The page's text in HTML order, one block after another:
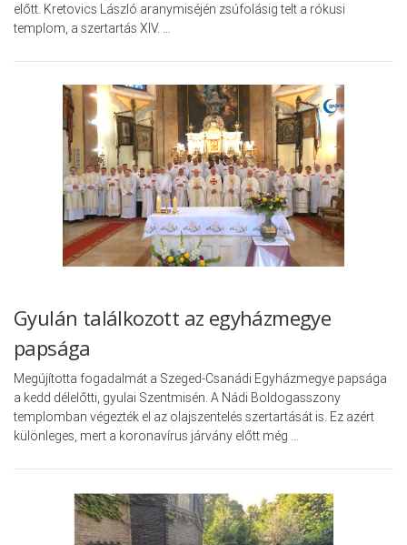
előtt. Kretovics László aranymiséjén zsúfolásig telt a rókusi
templom, a szertartás XIV. …
Gyulán találkozott az egyházmegye
papsága
Megújította fogadalmát a Szeged-Csanádi Egyházmegye papsága
a kedd délelőtti, gyulai Szentmisén. A Nádi Boldogasszony
templomban végezték el az olajszentelés szertartását is. Ez azért
különleges, mert a koronavírus járvány előtt még …